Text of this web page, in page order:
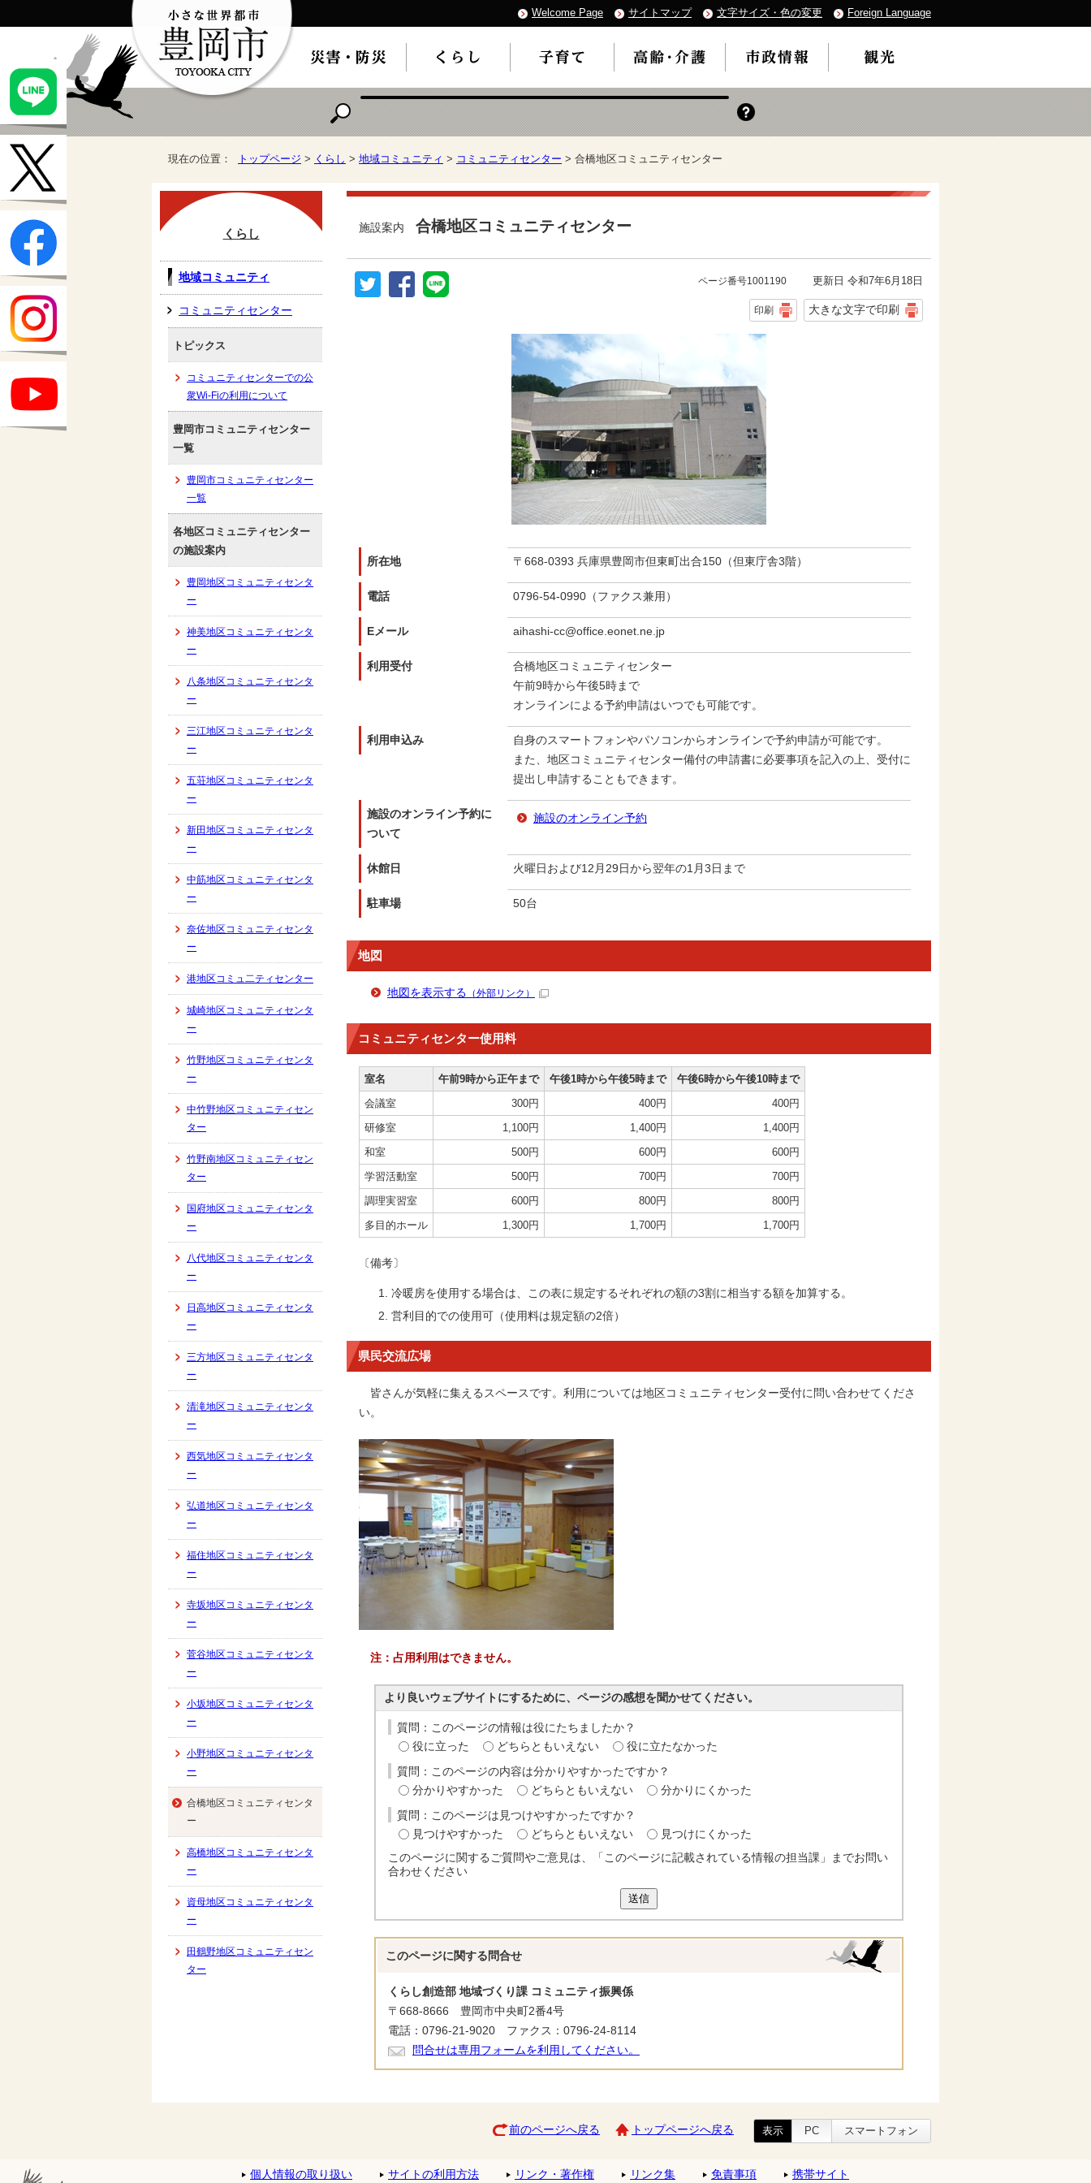
Welcome Page サイトマップ 文字サイズ・色の変更 Foreign Language
現在の位置： トップページ > くらし > 地域コミュニティ > コミュニティセンター > 合橋地区コミュニティセンター
施設案内 合橋地区コミュニティセンター
ページ番号1001190 更新日 令和7年6月18日
印刷 大きな文字で印刷
所在地 〒668-0393 兵庫県豊岡市但東町出合150（但東庁舎3階）
電話 0796-54-0990（ファクス兼用）
Eメール aihashi-cc@office.eonet.ne.jp
利用受付
合橋地区コミュニティセンター
午前9時から午後5時まで
オンラインによる予約申請はいつでも可能です。
利用申込み
自身のスマートフォンやパソコンからオンラインで予約申請が可能です。
また、地区コミュニティセンター備付の申請書に必要事項を記入の上、受付に
提出し申請することもできます。
施設のオンライン予約に
ついて
施設のオンライン予約
休館日 火曜日および12月29日から翌年の1月3日まで
駐車場 50台
地図
地図を表示する （外部リンク）
コミュニティセンター使用料
室名 午前9時から正午まで 午後1時から午後5時まで
午後6時から午後10時まで
会議室
300円 400円
400円
研修室
1,100円 1,400円
1,400円
和室
500円 600円
600円
学習活動室
500円 700円
700円
調理実習室
600円 800円
800円
多目的ホール
1,300円 1,700円 1,700円
〔備考〕
冷暖房を使用する場合は、この表に規定するそれぞれの額の3割に相当する額を加算する。
営利目的での使用可（使用料は規定額の2倍）
県民交流広場
皆さんが気軽に集えるスペースです。利用については地区コミュニティセンター受付に問い合わせてくださ
い。
注：占用利用はできません。
より良いウェブサイトにするために、ページの感想を聞かせてください。
質問：このページの情報は役にたちましたか？
役に立った
どちらともいえない 役に立たなかった
質問：このページの内容は分かりやすかったですか？
分かりやすかった
どちらともいえない 分かりにくかった
質問：このページは見つけやすかったですか？
見つけやすかった
どちらともいえない
見つけにくかった
このページに関するご質問やご意見は、「このページに記載されている情報の担当課」までお問い
合わせください
送信
このページに関する 問合せ
くらし創造部 地域づくり課 コミュニティ振興係
〒668-8666 豊岡市中央町2番4号
電話：0796-21-9020 ファクス：0796-24-8114
問合せは専用フォームを利用してください。
くらし
地域コミュニティ
コミュニティセンター
トピックス
コミュニティセンターでの公
衆Wi-Fiの利用について
豊岡市コミュニティセンター
一覧
豊岡市コミュニティセンター
一覧
各地区コミュニティセンター
の施設案内
豊岡地区コミュニティセンタ
ー
神美地区コミュニティセンタ
ー
八条地区コミュニティセンタ
ー
三江地区コミュニティセンタ
ー
五荘地区コミュニティセンタ
ー
新田地区コミュニティセンタ
ー
中筋地区コミュニティセンタ
ー
奈佐地区コミュニティセンタ
ー
港地区コミュ二ティセンター
城崎地区コミュニティセンタ
ー
竹野地区コミュニティセンタ
ー
中竹野地区コミュニティセン
ター
竹野南地区コミュニティセン
ター
国府地区コミュニティセンタ
ー
八代地区コミュニティセンタ
ー
日高地区コミュニティセンタ
ー
三方地区コミュニティセンタ
ー
清滝地区コミュニティセンタ
ー
西気地区コミュニティセンタ
ー
弘道地区コミュニティセンタ
ー
福住地区コミュニティセンタ
ー
寺坂地区コミュニティセンタ
ー
菅谷地区コミュニティセンタ
ー
小坂地区コミュニティセンタ
ー
小野地区コミュニティセンタ
ー
合橋地区コミュニティセンタ
ー
高橋地区コミュニティセンタ
ー
資母地区コミュニティセンタ
ー
田鶴野地区コミュニティセン
ター
前のページへ戻る トップページへ戻る 表示 PC スマートフォン
個人情報の取り扱い サイトの利用方法 リンク・著作権 リンク集 免責事項 携帯サイト